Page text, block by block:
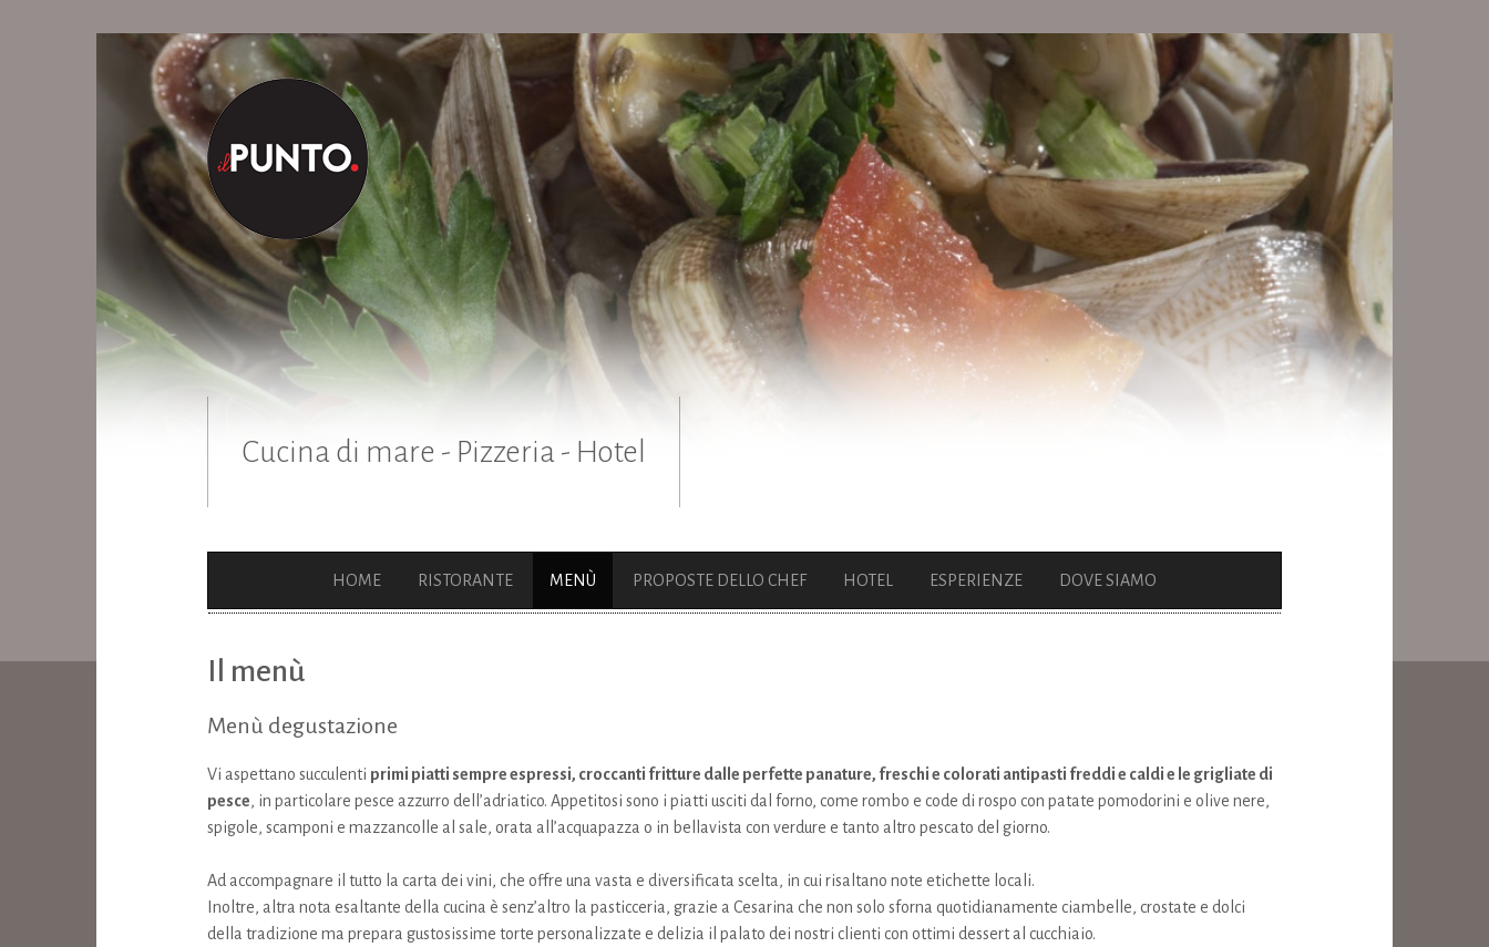
Cucina di mare - Pizzeria - Hotel
HOME RISTORANTE MENÙ PROPOSTE DELLO CHEF HOTEL ESPERIENZE DOVE SIAMO
Il menù
Menù degustazione
Vi aspettano succulenti primi piatti sempre espressi, croccanti fritture dalle perfette panature, freschi e colorati antipasti freddi e caldi e le grigliate di
pesce, in particolare pesce azzurro dell’adriatico. Appetitosi sono i piatti usciti dal forno, come rombo e code di rospo con patate pomodorini e olive nere,
spigole, scamponi e mazzancolle al sale, orata all’acquapazza o in bellavista con verdure e tanto altro pescato del giorno.
Ad accompagnare il tutto la carta dei vini, che offre una vasta e diversificata scelta, in cui risaltano note etichette locali.
Inoltre, altra nota esaltante della cucina è senz’altro la pasticceria, grazie a Cesarina che non solo sforna quotidianamente ciambelle, crostate e dolci
della tradizione ma prepara gustosissime torte personalizzate e delizia il palato dei nostri clienti con ottimi dessert al cucchiaio.